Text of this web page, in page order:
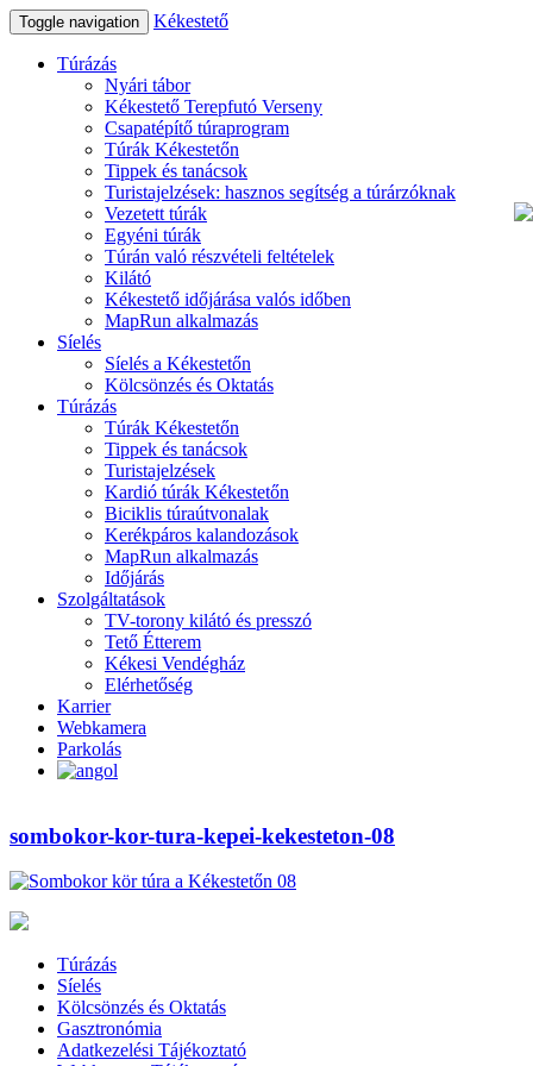
Toggle navigation Kékestető
Túrázás
Nyári tábor
Kékestető Terepfutó Verseny
Csapatépítő túraprogram
Túrák Kékestetőn
Tippek és tanácsok
Turistajelzések: hasznos segítség a túrárzóknak
Vezetett túrák
Egyéni túrák
Túrán való részvételi feltételek
Kilátó
Kékestető időjárása valós időben
MapRun alkalmazás
Síelés
Síelés a Kékestetőn
Kölcsönzés és Oktatás
Túrázás
Túrák Kékestetőn
Tippek és tanácsok
Turistajelzések
Kardió túrák Kékestetőn
Biciklis túraútvonalak
Kerékpáros kalandozások
MapRun alkalmazás
Időjárás
Szolgáltatások
TV-torony kilátó és presszó
Tető Étterem
Kékesi Vendégház
Elérhetőség
Karrier
Webkamera
Parkolás
sombokor-kor-tura-kepei-kekesteton-08
Túrázás
Síelés
Kölcsönzés és Oktatás
Gasztronómia
Adatkezelési Tájékoztató